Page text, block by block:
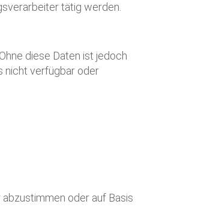
tätig werden.
diese Daten ist jedoch
nicht verfügbar oder
oder auf Basis